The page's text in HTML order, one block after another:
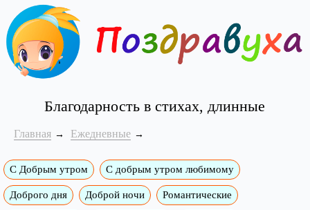
Благодарность в стихах, длинные
Главная Ежедневные
С Добрым утром C добрым утром любимому
Доброго дня Доброй ночи Романтические